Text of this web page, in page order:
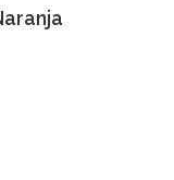
Rapida